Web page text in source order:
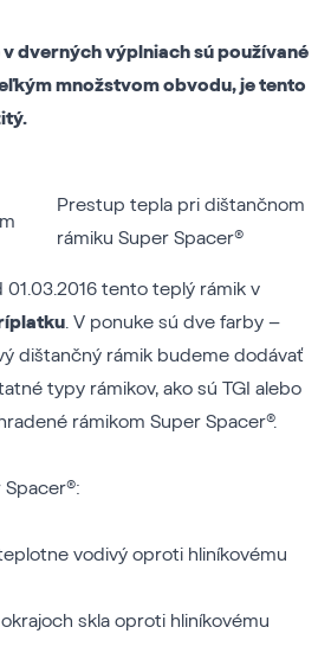
v dverných výplniach sú používané
množstvom obvodu, je tento
Prestup tepla pri dištančnom
rámiku Super Spacer®
01.03.2016 tento teplý rámik v
. V ponuke sú dve farby –
dištančný rámik budeme dodávať
typy rámikov, ako sú TGI alebo
rámikom Super Spacer®.
vodivý oproti hliníkovému
okrajoch skla oproti hliníkovému